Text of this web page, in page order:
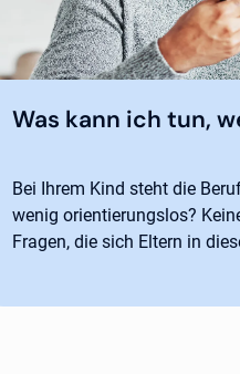
Was kann ich tun,
Bei Ihrem Kind steht die
wenig orientierungslos?
Fragen, die sich Eltern in